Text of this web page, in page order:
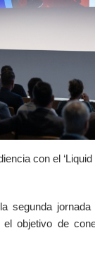
con el
segunda
el objetivo de